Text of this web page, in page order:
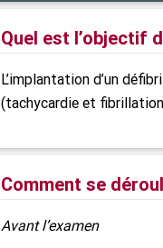
Quel est l’objectif
L’implantation d’un
(tachycardie et fibrillation
Comment se
Avant l’examen